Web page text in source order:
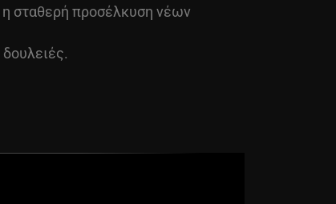
η σταθερή προσέλκυση νέων